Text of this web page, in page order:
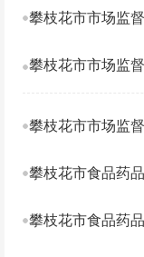
攀枝花市市场监
攀枝花市市场监
攀枝花市市场监
攀枝花市食品药
攀枝花市食品药